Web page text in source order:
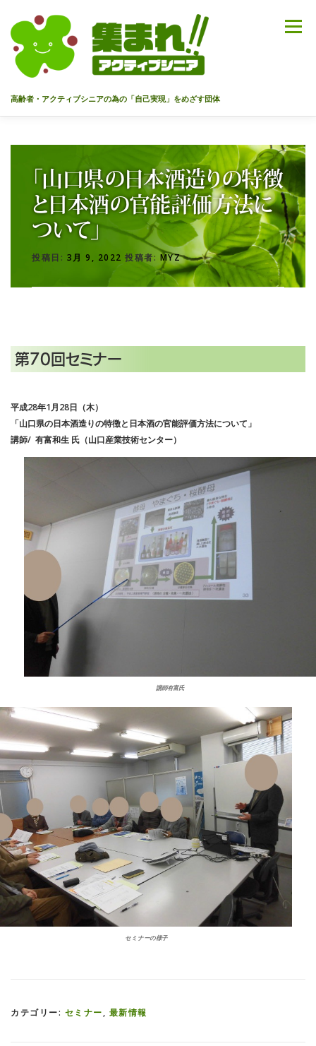
高齢者・アクティブシニアの為の「自己実現」をめざす団体
メニュー
HOME 代表あいさつ 私達について 今までのセミナー
メンバー 情報を募集中！ お問合せ 最新情報
プライバシーポリシー
「山口県の日本酒造りの特徴
と日本酒の官能評価方法に
ついて」
投稿日: 3月 9, 2022 投稿者: MYZ
第70回セミナー
平成28年1月28日（木）
「山口県の日本酒造りの特徴と日本酒の官能評価方法について」
講師/ 有富和生 氏（山口産業技術センター）
講師有富氏
セミナーの様子
カテゴリー: セミナー, 最新情報